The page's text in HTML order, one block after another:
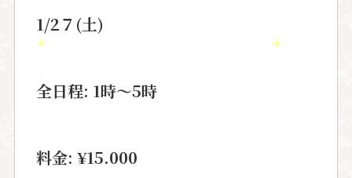
1/2７(土)
全日程: 1時〜5時
料金: ¥15.000